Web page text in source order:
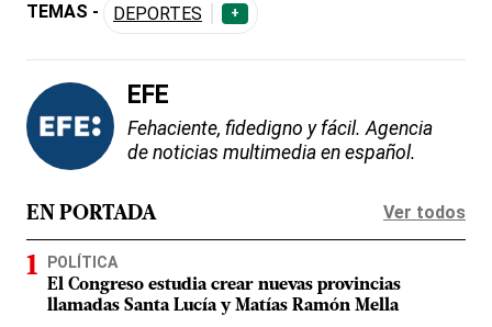
TEMAS - DEPORTES +
EFE
Fehaciente, fidedigno y fácil. Agencia
de noticias multimedia en español.
EN PORTADA Ver todos
POLÍTICA
El Congreso estudia crear nuevas provincias
llamadas Santa Lucía y Matías Ramón Mella